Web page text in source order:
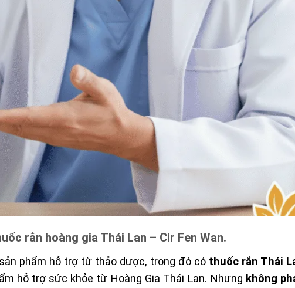
rắn hoàng gia Thái Lan – Cir Fen Wan.
phẩm hỗ trợ từ thảo dược, trong đó có thuốc rắn Thái
hỗ trợ sức khỏe từ Hoàng Gia Thái Lan. Nhưng không